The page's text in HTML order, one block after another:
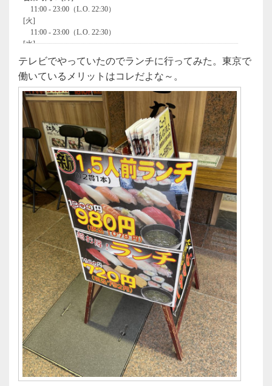
テレビでやっていたのでランチに行ってみた。東京で
働いているメリットはコレだよな～。